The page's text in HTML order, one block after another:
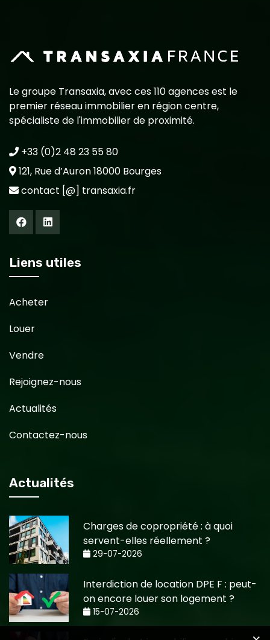
Le groupe Transaxia, avec ces 110 agences est le
premier réseau immobilier en région centre,
spécialiste de l'immobilier de proximité.
+33 (0)2 48 23 55 80
121, Rue d’Auron 18000 Bourges
contact [@] transaxia.fr
Liens utiles
Acheter
Louer
Vendre
Rejoignez-nous
Actualités
Contactez-nous
Actualités
Charges de copropriété : à quoi
servent-elles réellement ?
29-07-2026
Interdiction de location DPE F : peut-
on encore louer son logement ?
15-07-2026